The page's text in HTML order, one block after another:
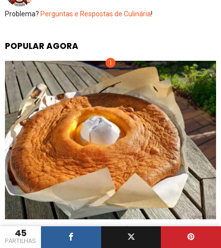
45
PARTILHAS
Problema? Perguntas e Respostas de Culinária!
POPULAR AGORA
Tradicional Pão de Ló de Portugal